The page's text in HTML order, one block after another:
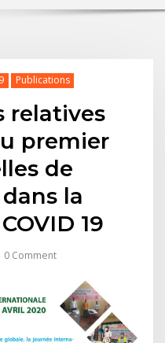
Publications
relatives
premier
de
la
19
0 Comment